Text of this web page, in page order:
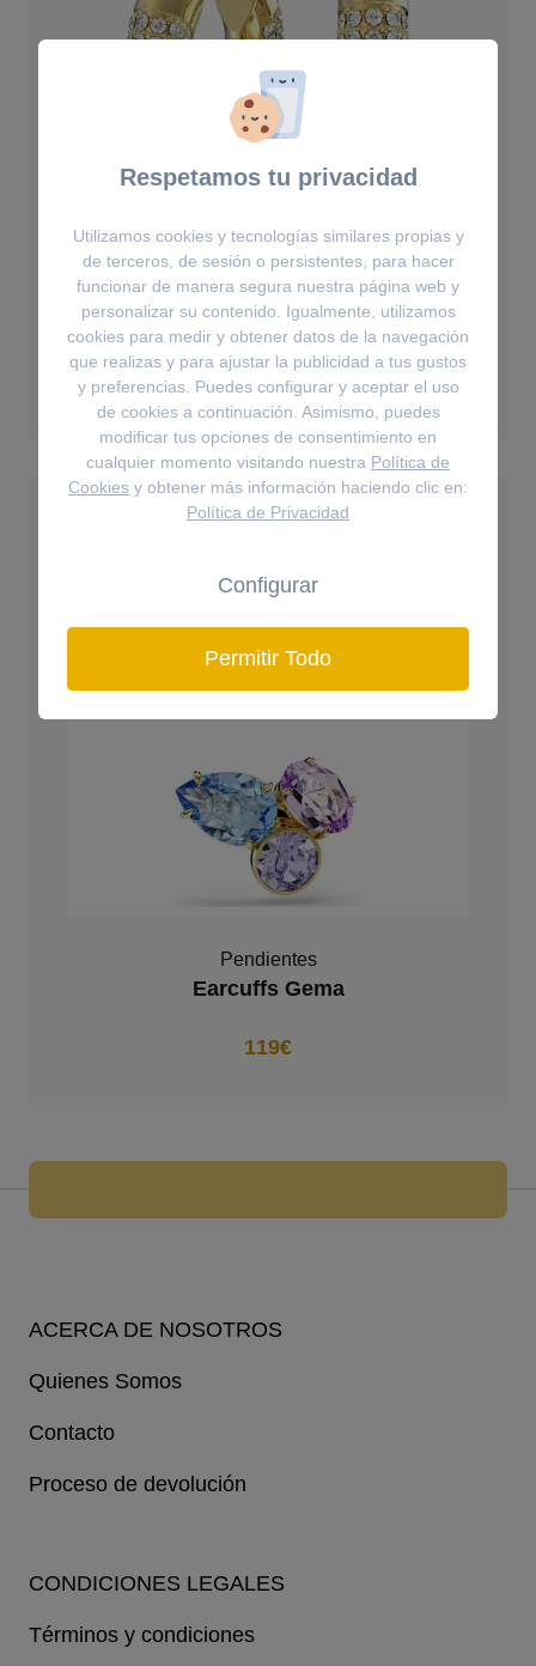
Pendientes
Pendientes de aro Dextera - Pequeños,
Blancos, Baño tono oro
129€
Pendientes
Earcuffs Gema
119€
ACERCA DE NOSOTROS
Quienes Somos
Contacto
Proceso de devolución
CONDICIONES LEGALES
Términos y condiciones
Respetamos tu privacidad
Utilizamos cookies y tecnologías similares propias y
de terceros, de sesión o persistentes, para hacer
funcionar de manera segura nuestra página web y
personalizar su contenido. Igualmente, utilizamos
cookies para medir y obtener datos de la navegación
que realizas y para ajustar la publicidad a tus gustos
y preferencias. Puedes configurar y aceptar el uso
de cookies a continuación. Asimismo, puedes
modificar tus opciones de consentimiento en
cualquier momento visitando nuestra Política de
Cookies y obtener más información haciendo clic en:
Política de Privacidad
Configurar
Permitir Todo